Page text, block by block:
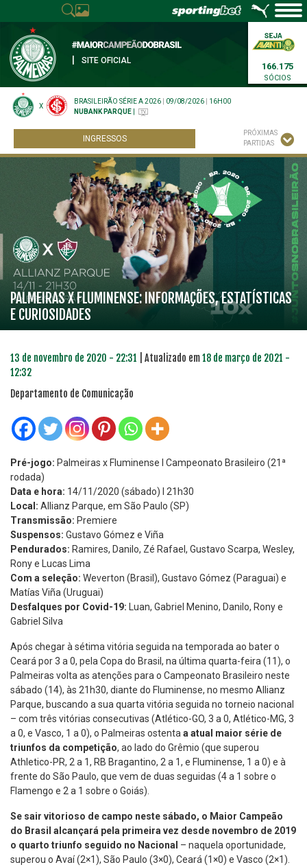
SITE OFICIAL
166.175
SÓCIOS
X
BRASILEIRÃO SÉRIE A 2026 09/08/2026
16H00
NUBANK PARQUE
INGRESSOS
PRÓXIMAS
PARTIDAS
PALMEIRAS X FLUMINENSE: INFORMAÇÕES, ESTATÍSTICAS
E CURIOSIDADES
13 de novembro de 2020 - 22:31 | Atualizado em18 de março de 2021 -
12:32
Departamento de Comunicação
Pré-jogo: Palmeiras x Fluminense l Campeonato Brasileiro (21ª
rodada)
Data e hora: 14/11/2020 (sábado) l 21h30
Local: Allianz Parque, em São Paulo (SP)
Transmissão: Premiere
Suspensos: Gustavo Gómez e Viña
Pendurados: Ramires, Danilo, Zé Rafael, Gustavo Scarpa, Wesley,
Rony e Lucas Lima
Com a seleção: Weverton (Brasil), Gustavo Gómez (Paraguai) e
Matías Viña (Uruguai)
Desfalques por Covid-19: Luan, Gabriel Menino, Danilo, Rony e
Gabriel Silva
Após chegar à sétima vitória seguida na temporada ao bater o
Ceará por 3 a 0, pela Copa do Brasil, na última quarta-feira (11), o
Palmeiras volta as atenções para o Campeonato Brasileiro neste
sábado (14), às 21h30, diante do Fluminense, no mesmo Allianz
Parque, buscando a sua quarta vitória seguida no torneio nacional
– com três vitórias consecutivas (Atlético-GO, 3 a 0, Atlético-MG, 3
a 0, e Vasco, 1 a 0), o Palmeiras ostenta a atual maior série de
triunfos da competição, ao lado do Grêmio (que superou
Athletico-PR, 2 a 1, RB Bragantino, 2 a 1, e Fluminense, 1 a 0) e à
frente do São Paulo, que vem de duas seguidas (4 a 1 sobre o
Flamengo e 2 a 1 sobre o Goiás).
Se sair vitorioso de campo neste sábado, o Maior Campeão
do Brasil alcançará pela primeira vez desde novembro de 2019
o quarto triunfo seguido no Nacional – naquela oportunidade,
superou o Avaí (2×1), São Paulo (3×0), Ceará (1×0) e Vasco (2×1).